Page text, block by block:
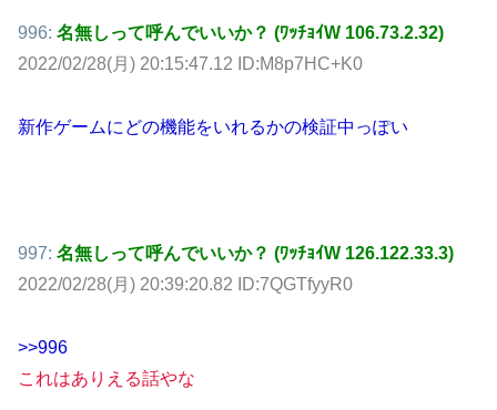
996: 名無しって呼んでいいか？ (ﾜｯﾁｮｲW 106.73.2.32)
2022/02/28(月) 20:15:47.12 ID:M8p7HC+K0
新作ゲームにどの機能をいれるかの検証中っぽい
997: 名無しって呼んでいいか？ (ﾜｯﾁｮｲW 126.122.33.3)
2022/02/28(月) 20:39:20.82 ID:7QGTfyyR0
>>996
これはありえる話やな